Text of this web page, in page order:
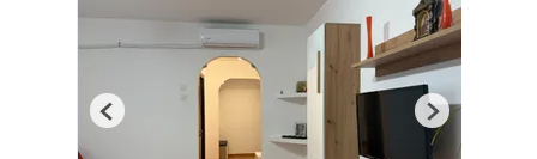
Previous Next